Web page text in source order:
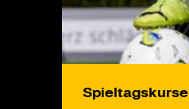
Spieltagskurse